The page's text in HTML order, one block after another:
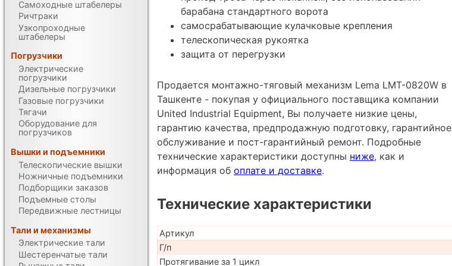
барабана стандартного ворота
самосрабатывающие кулачковые крепления
телескопическая рукоятка
защита от перегрузки
Продается монтажно-тяговый механизм Lema LMT-0820W в
Ташкенте - покупая у официального поставщика компании
United Industrial Equipment, Вы получаете низкие цены,
гарантию качества, предпродажную подготовку, гарантийное
обслуживание и пост-гарантийный ремонт. Подробные
технические характеристики доступны ниже, как и
информация об оплате и доставке.
Технические характеристики
Артикул
Г/п
Протягивание за 1 цикл
Самоходные штабелеры
Ричтраки
Узкопроходные
штабелеры
Погрузчики
Электрические
погрузчики
Дизельные погрузчики
Газовые погрузчики
Тягачи
Оборудование для
погрузчиков
Вышки и подъемники
Телескопические вышки
Ножничные подъемники
Подборщики заказов
Подъемные столы
Передвижные лестницы
Тали и механизмы
Электрические тали
Шестеренчатые тали